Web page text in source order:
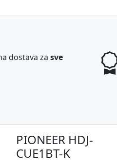
dostava za sve
PIONEER HDJ-
CUE1BT-K